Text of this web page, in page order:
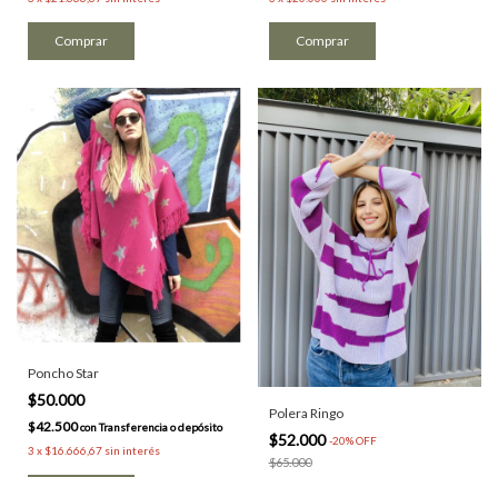
Comprar Comprar
Poncho Star
$50.000
$42.500conTransferencia o depósito
3 x $16.666,67 sin interés
Polera Ringo
$52.000-20%OFF
$65.000